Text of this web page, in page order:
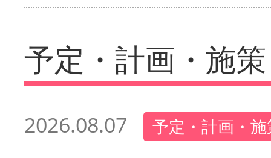
予定・計画・施策
2026.08.07 予定・計画・